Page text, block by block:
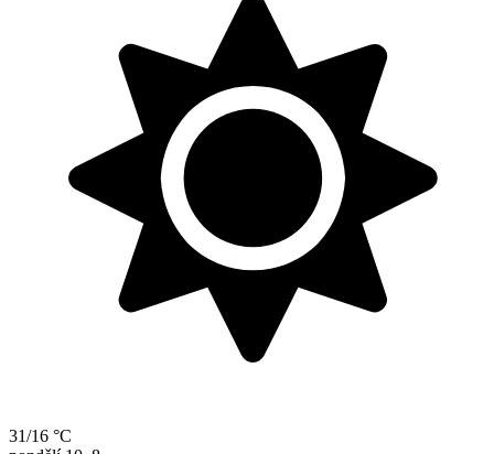
31/16 °C